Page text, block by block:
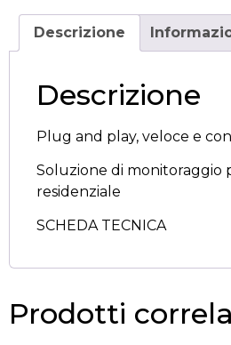
Descrizione
Descrizione
Plug and play, veloce e
Soluzione di monitoraggio
residenziale
SCHEDA TECNICA
Prodotti